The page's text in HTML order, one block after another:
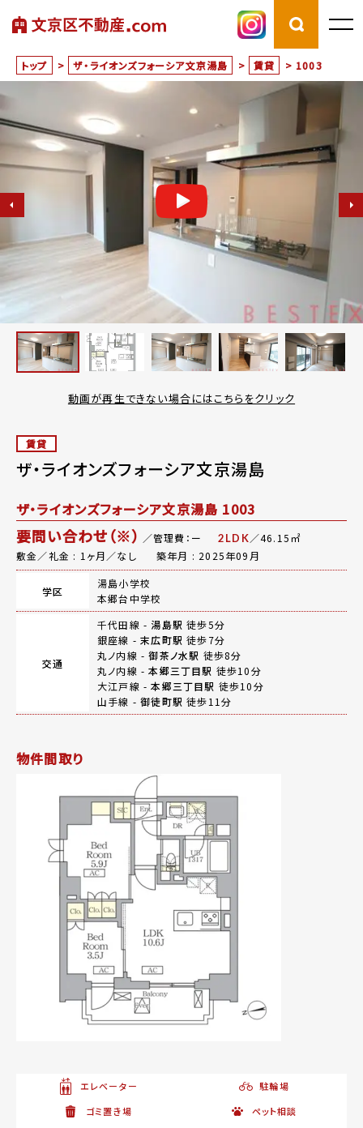
トップ > ザ・ライオンズフォーシア文京湯島 > 賃貸 > 1003
動画が再生できない場合にはこちらをクリック
賃貸
ザ・ライオンズフォーシア文京湯島
ザ・ライオンズフォーシア文京湯島 1003
要問い合わせ（※） ／管理費：ー 2LDK／46.15㎡
敷金／礼金 : 1ヶ月／なし
築年月 : 2025年09月
学区
湯島小学校
本郷台中学校
交通
千代田線 - 湯島駅 徒歩5分
銀座線 -末広町駅 徒歩7分
丸ノ内線 -御茶ノ水駅 徒歩8分
丸ノ内線 -本郷三丁目駅 徒歩10分
大江戸線 -本郷三丁目駅 徒歩10分
山手線 -御徒町駅 徒歩11分
物件間取り
エレベーター
駐輪場
ゴミ置き場
ペット相談